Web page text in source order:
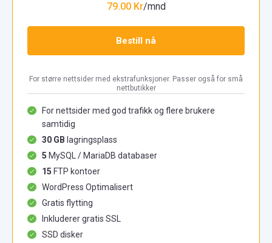
79.00 Kr/mnd
Bestill nå
For større nettsider med ekstrafunksjoner. Passer også for små
nettbutikker
For nettsider med god trafikk og flere brukere
samtidig
30 GB lagringsplass
5 MySQL / MariaDB databaser
15 FTP kontoer
WordPress Optimalisert
Gratis flytting
Inkluderer gratis SSL
SSD disker